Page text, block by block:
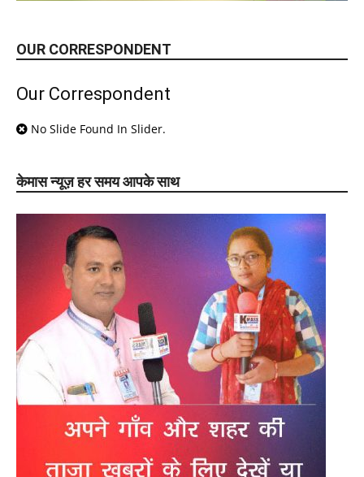
OUR CORRESPONDENT
Our Correspondent
No Slide Found In Slider.
केमास न्यूज़ हर समय आपके साथ